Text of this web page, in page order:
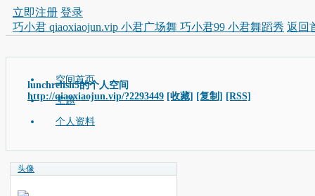
立即注册 登录
巧小君 qiaoxiaojun.vip 小君广场舞 巧小君99 小君舞蹈秀 返回
lunchrelish5的个人空间
http://qiaoxiaojun.vip/?2293449 [收藏] [复制] [RSS]
空间首页
主题
个人资料
头像